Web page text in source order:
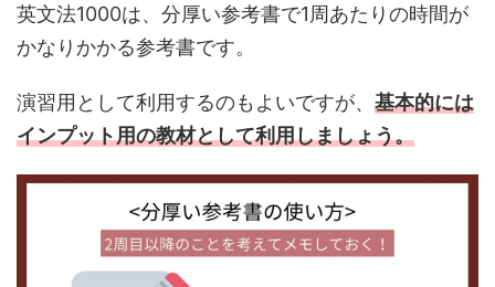
英文法1000は、分厚い参考書で1周あたりの時間が
かなりかかる参考書です。
演習用として利用するのもよいですが、 基本的には
インプット用の教材として利用しましょう。